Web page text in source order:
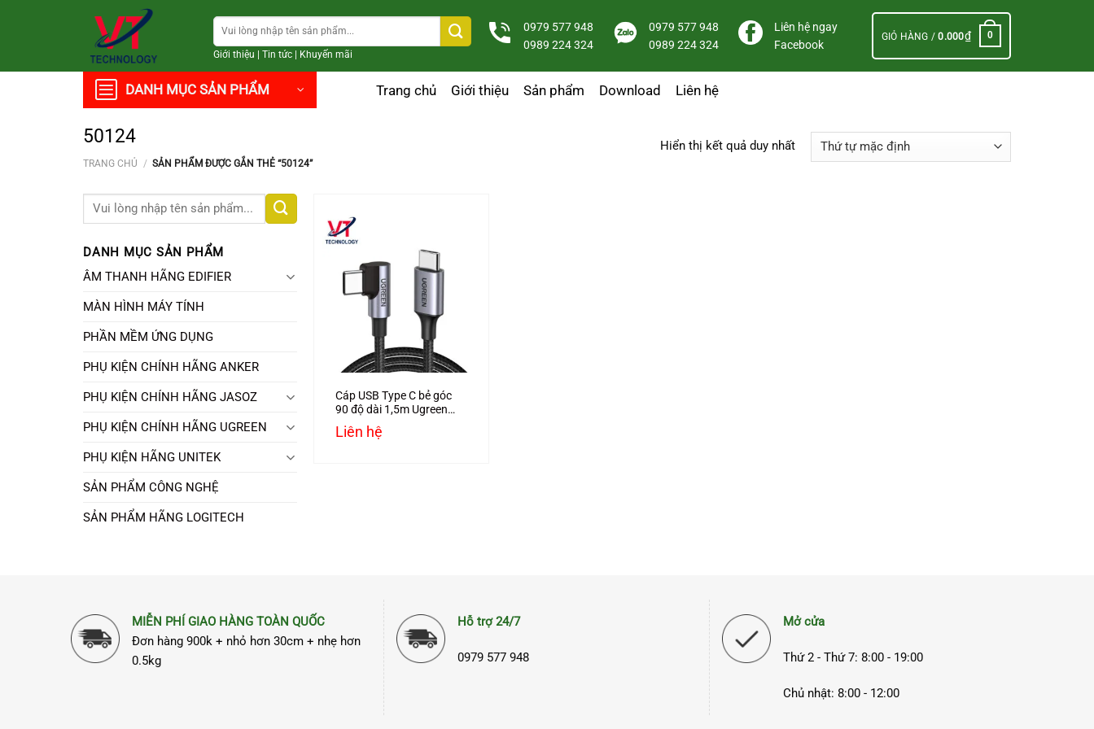
Tìm
kiếm:
Giới thiệu Tin tức| Khuyến mãi
0979 577 948
0989 224 324
0979 577 948
0989 224 324
Liên hệ ngay
Facebook
GIỎ HÀNG /0.000₫ 0
DANH MỤC SẢN PHẨM Trang chủ Giới thiệu Sản phẩm Download Liên hệ
50124
TRANG CHỦ / SẢN PHẨM ĐƯỢC GẮN THẺ “50124”
Hiển thị kết quả duy nhất
Tìm
DANH MỤC SẢN PHẨM
ÂM THANH HÃNG EDIFIER
MÀN HÌNH MÁY TÍNH
PHẦN MỀM ỨNG DỤNG
PHỤ KIỆN CHÍNH HÃNG ANKER
PHỤ KIỆN CHÍNH HÃNG JASOZ
PHỤ KIỆN CHÍNH HÃNG UGREEN
PHỤ KIỆN HÃNG UNITEK
SẢN PHẨM CÔNG NGHỆ
SẢN PHẨM HÃNG LOGITECH
Cáp USB Type C bẻ góc
90 độ dài 1,5m Ugreen
50124 bện nylon
Liên hệ
MIỄN PHÍ GIAO HÀNG TOÀN QUỐC
Đơn hàng 900k + nhỏ hơn 30cm + nhẹ hơn
0.5kg
Hỗ trợ 24/7
0979 577 948
Mở cửa
Thứ 2 - Thứ 7: 8:00 - 19:00
Chủ nhật: 8:00 - 12:00